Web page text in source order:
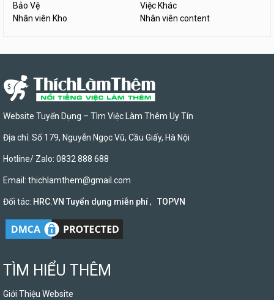
Bảo Vệ
Việc Khác
Nhân viên Kho
Nhân viên content
Website Tuyển Dụng – Tìm Việc Làm Thêm Uy Tín
Địa chỉ: Số 179, Nguyễn Ngọc Vũ, Cầu Giấy, Hà Nội
Hotline/ Zalo: 0832 888 688
Email: thichlamthem@gmail.com
Đối tác: HRC.VN Tuyển dụng miễn phí, TOPVN
TÌM HIỂU THÊM
Giới Thiệu Website